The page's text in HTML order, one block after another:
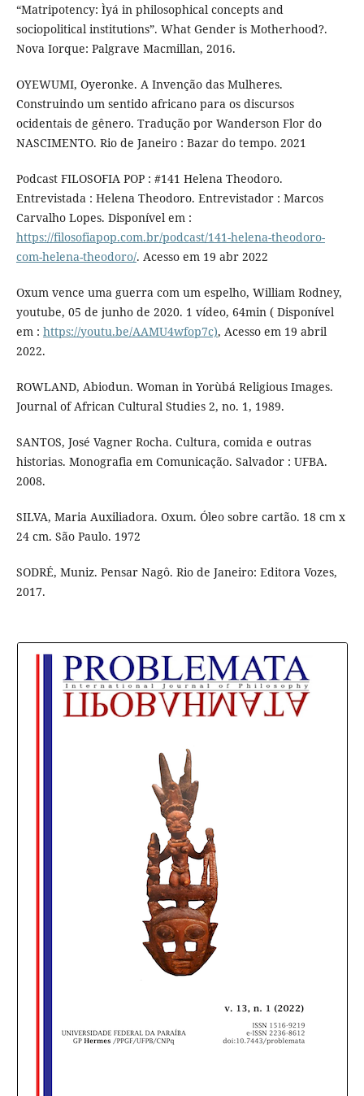
“Matripotency: Ìyá in philosophical concepts and
sociopolitical institutions”. What Gender is Motherhood?.
Nova Iorque: Palgrave Macmillan, 2016.
OYEWUMI, Oyeronke. A Invenção das Mulheres.
Construindo um sentido africano para os discursos
ocidentais de gênero. Tradução por Wanderson Flor do
NASCIMENTO. Rio de Janeiro : Bazar do tempo. 2021
Podcast FILOSOFIA POP : #141 Helena Theodoro.
Entrevistada : Helena Theodoro. Entrevistador : Marcos
Carvalho Lopes. Disponível em :
https://filosofiapop.com.br/podcast/141-helena-theodoro-
com-helena-theodoro/. Acesso em 19 abr 2022
Oxum vence uma guerra com um espelho, William Rodney,
youtube, 05 de junho de 2020. 1 vídeo, 64min ( Disponível
em : https://youtu.be/AAMU4wfop7c), Acesso em 19 abril
2022.
ROWLAND, Abiodun. Woman in Yorùbá Religious Images.
Journal of African Cultural Studies 2, no. 1, 1989.
SANTOS, José Vagner Rocha. Cultura, comida e outras
historias. Monografia em Comunicação. Salvador : UFBA.
2008.
SILVA, Maria Auxiliadora. Oxum. Óleo sobre cartão. 18 cm x
24 cm. São Paulo. 1972
SODRÉ, Muniz. Pensar Nagô. Rio de Janeiro: Editora Vozes,
2017.